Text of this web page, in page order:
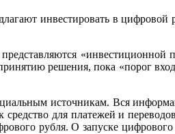
инвестировать в
решения, пока «порог
источникам. Вся
для платежей и
рубля. О запуске